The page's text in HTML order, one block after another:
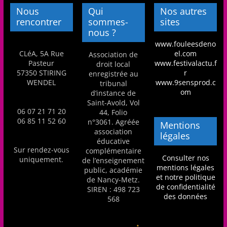
Nous
rencontrer
CLéA, 5A Rue
Pasteur
57350 STIRING
WENDEL
06 07 21 71 20
06 85 11 52 60
Sur rendez-vous
uniquement.
Qui
sommes-
nous ?
Association de
droit local
enregistrée au
tribunal
d’instance de
Saint-Avold, Vol
44, Folio
n°3061. Agréée
association
éducative
complémentaire
de l’enseignement
public, académie
de Nancy-Metz.
SIREN : 498 723
568
Nos autres
sites
www.fouleesdeno
el.com
www.festivalactu.f
r
www.9sensprod.c
om
Mentions
légales
Consulter nos
mentions légales
et notre politique
de confidentialité
des données